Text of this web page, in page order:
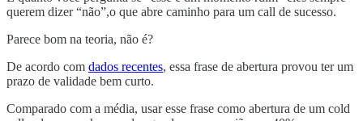
querem dizer “não”,o que abre caminho para um call de sucesso.
Parece bom na teoria, não é?
De acordo com dados recentes, essa frase de abertura provou ter um
prazo de validade bem curto.
Comparado com a média, usar esse frase como abertura de um cold